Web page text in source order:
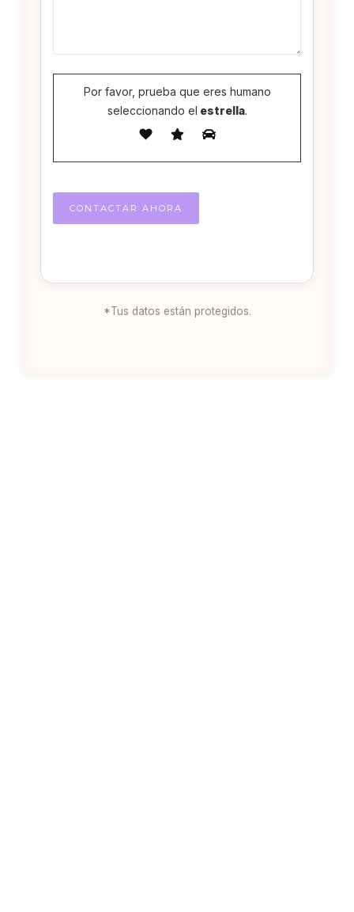
Por favor, prueba que eres humano
seleccionando el estrella.
*Tus datos están protegidos.